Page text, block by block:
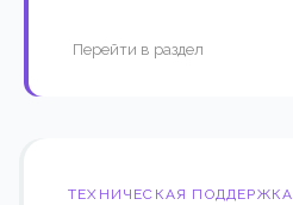
Перейти в раздел
ТЕХНИЧЕСКАЯ ПОДДЕРЖКА